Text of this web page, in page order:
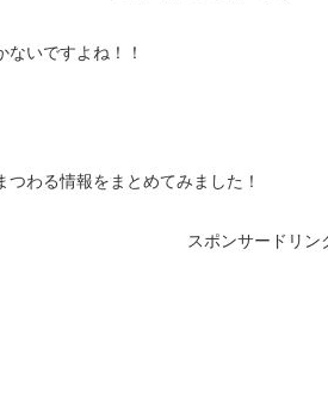
ないですよね！！
つわる情報をまとめてみました！
スポンサードリン